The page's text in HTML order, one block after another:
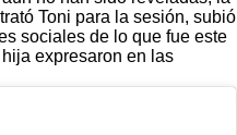
Toni para la sesión, subió
sociales de lo que fue este
expresaron en las